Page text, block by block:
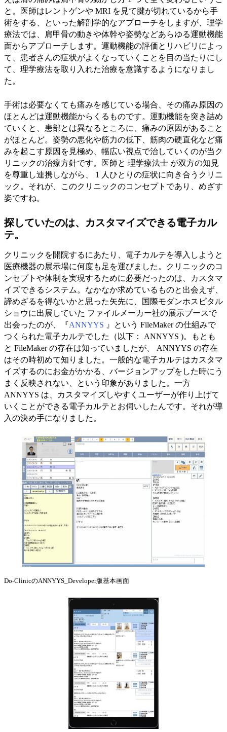
と。医師はレントゲンや MRI を見て腱が切れているから手
術をする、といった解剖学的なアプローチをしますが、理学
療法では、肩甲骨の動きや体幹や姿勢などあらゆる運動機能
面からアプローチします。運動機能の評価とリハビリによっ
て、患者さんの症状がよくなっていくことを目の当たりにし
て、理学療法を取り入れた治療を意識するようになりまし
た。
手術は必要なくても痛みを感じている場合、その痛み原因の
ほとんどは運動機能からくるものです。運動機能を突き詰め
ていくと、患部とは異なるところに、痛みの原因があること
がほとんど。姿勢の悪化や筋力の低下、筋肉の硬直化など痛
みを起こす原因を見極め、幅広い視点で治していくのが当ク
リニックの治療方針です。医師と 理学療法士 が双方の知見
を尊重し連携しながら、 1 人ひとりの症状に向き合うクリニ
ック。それが、このクリニックのコンセプトであり、めざす
姿ですね。
探していたのは、カスタマイズできる電子カル
テ。
クリニックを開院するにあたり、電子カルテを導入しようと
医療機器の展示場に何度も足を運びました。クリニックのコ
ンセプトや体制を実現するために必要だったのは、カスタマ
イズできるシステム。なかなか求めているものと出会えず、
諦めざるを得ないかと思った矢先に、国際モダンホスピタル
ショウに出展していた ファイルメーカー社の展示ブースで
出会ったのが、『ANNYYS 』という FileMaker の仕組みで
つくられた電子カルテでした（以下： ANNYYS )。もとも
と FileMaker の存在は知っていましたが、 ANNYYS の存在
はその時初めて知りました。一般的な電子カルテはカスタマ
イズするのにお金がかかる、バージョンアップをした時にう
まく反映されない、という印象がありました。一方
ANNYYS は、カスタマイズしやすくユーザーが作り上げて
いくことができる電子カルテとお伺いしたんです。それが導
入の決め手になりました。
Do-ClinicのANNYYS_Developer版基本画面